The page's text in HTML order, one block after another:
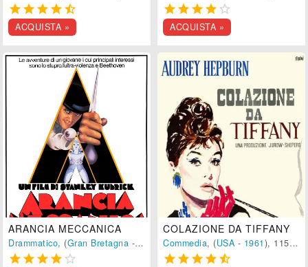
    
ACQUISTA »
    
ACQUISTA »
ARANCIA MECCANICA
Drammatico, (Gran Bretagna - 1971 ), 137 min.
    
COLAZIONE DA TIFFANY
Commedia, (USA - 1961), 115 min.
    